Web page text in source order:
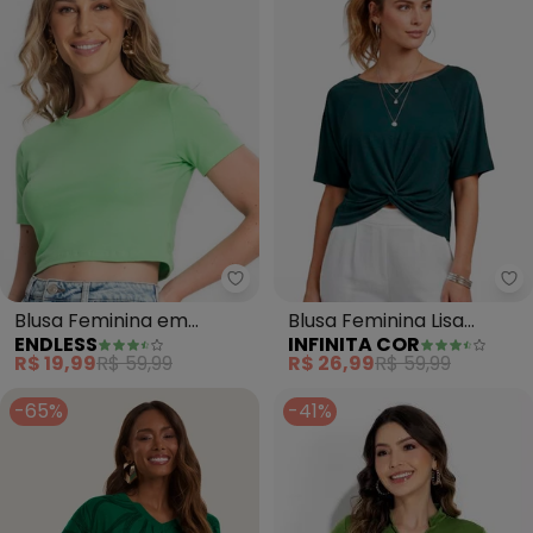
Endless - Blusa Feminina em
Blusa Feminina em
Cotton Leve (Verde)
ENDLESS
R$ 19,99R$ 59,99
Blusa Feminina Lisa
(Verde)
INFINITA COR
R$ 26,99R$ 59,99
-65%
-41%